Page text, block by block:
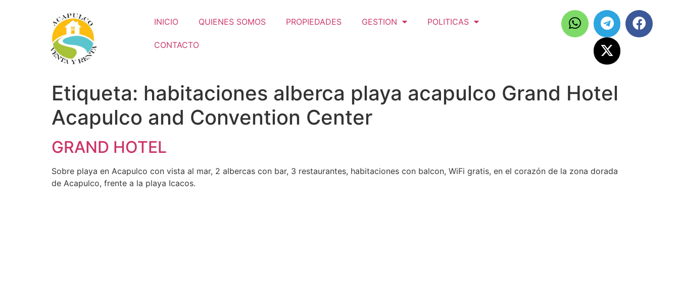
INICIO QUIENES SOMOS PROPIEDADES GESTION POLITICAS
CONTACTO
Etiqueta: habitaciones alberca playa acapulco Grand Hotel
Acapulco and Convention Center
GRAND HOTEL
Sobre playa en Acapulco con vista al mar, 2 albercas con bar, 3 restaurantes, habitaciones con balcon, WiFi gratis, en el corazón de la zona dorada
de Acapulco, frente a la playa Icacos.